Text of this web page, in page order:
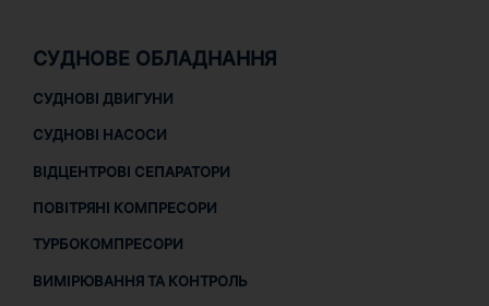
СУДНОВЕ ОБЛАДНАННЯ
СУДНОВІ ДВИГУНИ
СУДНОВІ НАСОСИ
ВІДЦЕНТРОВІ СЕПАРАТОРИ
ПОВІТРЯНІ КОМПРЕСОРИ
ТУРБОКОМПРЕСОРИ
ВИМІРЮВАННЯ ТА КОНТРОЛЬ